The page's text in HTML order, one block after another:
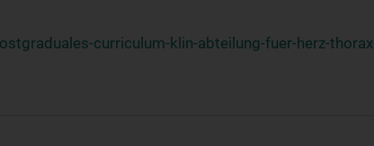
curriculum-klin-abteilung-fuer-herz-